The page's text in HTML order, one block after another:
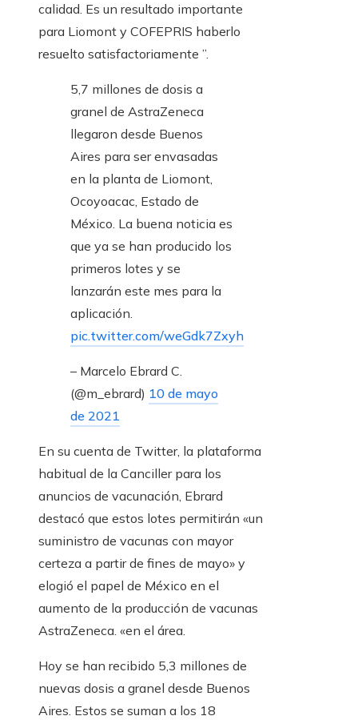
calidad. Es un resultado importante
para Liomont y COFEPRIS haberlo
resuelto satisfactoriamente ”.
5,7 millones de dosis a
granel de AstraZeneca
llegaron desde Buenos
Aires para ser envasadas
en la planta de Liomont,
Ocoyoacac, Estado de
México. La buena noticia es
que ya se han producido los
primeros lotes y se
lanzarán este mes para la
aplicación.
pic.twitter.com/weGdk7Zxyh
– Marcelo Ebrard C.
(@m_ebrard) 10 de mayo
de 2021
En su cuenta de Twitter, la plataforma
habitual de la Canciller para los
anuncios de vacunación, Ebrard
destacó que estos lotes permitirán «un
suministro de vacunas con mayor
certeza a partir de fines de mayo» y
elogió el papel de México en el
aumento de la producción de vacunas
AstraZeneca. «en el área.
Hoy se han recibido 5,3 millones de
nuevas dosis a granel desde Buenos
Aires. Estos se suman a los 18